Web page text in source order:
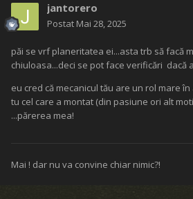
jantorero
Postat Mai 28, 2025
păi se vrf planeritatea ei...asta trb să facă
chiuloasa...deci se pot face verificări dacă
eu cred că mecanicul tău are un rol mare în
tu cel care a montat (din pasiune ori alt
...părerea mea!
Mai ! dar nu va convine chiar nimic?!